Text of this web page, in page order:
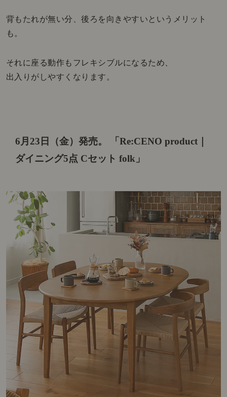
背もたれが無い分、後ろを向きやすいというメリット
も。
それに座る動作もフレキシブルになるため、
出入りがしやすくなります。
6月23日（金）発売。
「Re:CENO product｜
ダイニング5点 Cセット folk」